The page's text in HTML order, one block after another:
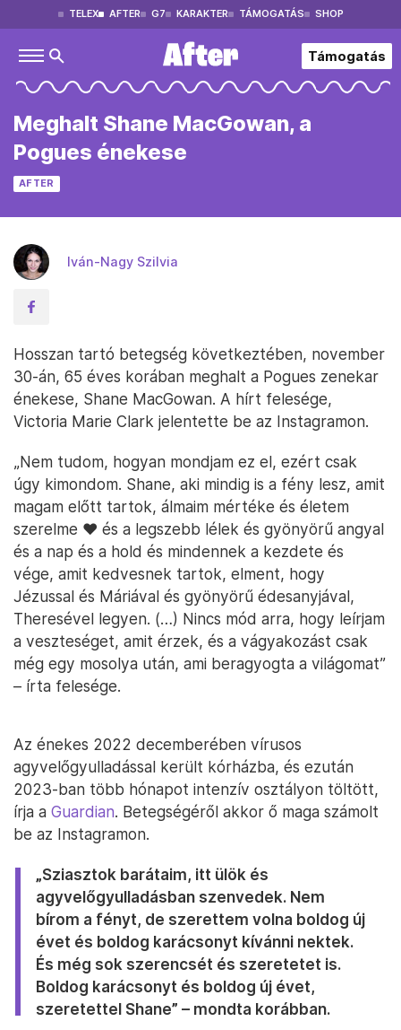
TELEX AFTER G7 KARAKTER TÁMOGATÁS SHOP
Támogatás
Meghalt Shane MacGowan, a
Pogues énekese
AFTER
Iván-Nagy Szilvia
Hosszan tartó betegség következtében, november
30-án, 65 éves korában meghalt a Pogues zenekar
énekese, Shane MacGowan. A hírt felesége,
Victoria Marie Clark jelentette be az Instagramon.
„Nem tudom, hogyan mondjam ez el, ezért csak
úgy kimondom. Shane, aki mindig is a fény lesz, amit
magam előtt tartok, álmaim mértéke és életem
szerelme ❤️ és a legszebb lélek és gyönyörű angyal
és a nap és a hold és mindennek a kezdete és
vége, amit kedvesnek tartok, elment, hogy
Jézussal és Máriával és gyönyörű édesanyjával,
Theresével legyen. (…) Nincs mód arra, hogy leírjam
a veszteséget, amit érzek, és a vágyakozást csak
még egy mosolya után, ami beragyogta a világomat”
– írta felesége.
Az énekes 2022 decemberében vírusos
agyvelőgyulladással került kórházba, és ezután
2023-ban több hónapot intenzív osztályon töltött,
írja a Guardian. Betegségéről akkor ő maga számolt
be az Instagramon.
„Sziasztok barátaim, itt ülök és
agyvelőgyulladásban szenvedek. Nem
bírom a fényt, de szerettem volna boldog új
évet és boldog karácsonyt kívánni nektek.
És még sok szerencsét és szeretetet is.
Boldog karácsonyt és boldog új évet,
szeretettel Shane” – mondta korábban.